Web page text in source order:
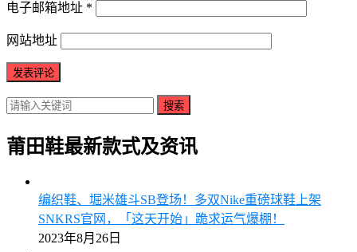
电子邮箱地址 *
网站地址
搜索
莆田鞋最新款式及资讯
编织鞋、堀米雄斗SB登场！多双Nike重磅球鞋上架
SNKRS官网，「这天开始」跪求运气爆棚！
2023年8月26日